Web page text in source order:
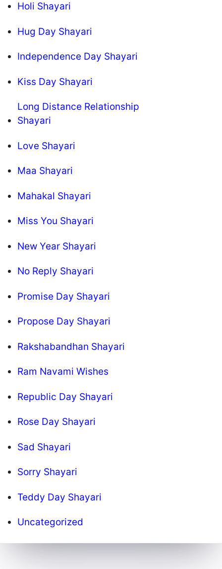
Holi Shayari
Hug Day Shayari
Independence Day Shayari
Kiss Day Shayari
Long Distance Relationship
Shayari
Love Shayari
Maa Shayari
Mahakal Shayari
Miss You Shayari
New Year Shayari
No Reply Shayari
Promise Day Shayari
Propose Day Shayari
Rakshabandhan Shayari
Ram Navami Wishes
Republic Day Shayari
Rose Day Shayari
Sad Shayari
Sorry Shayari
Teddy Day Shayari
Uncategorized